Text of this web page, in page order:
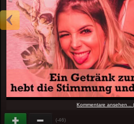
Kommentare ansehen...
(-46)